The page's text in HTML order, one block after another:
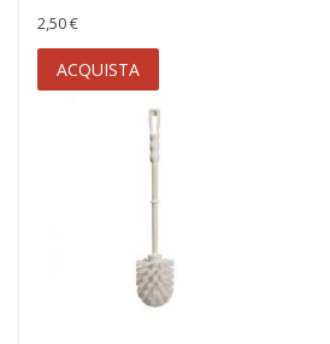
2,50 €
ACQUISTA